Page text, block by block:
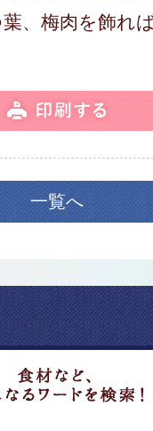
、梅肉を飾れ
一覧へ